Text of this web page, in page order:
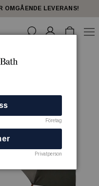
OMGÅENDE LEVERANS!
Företag
Privatperson